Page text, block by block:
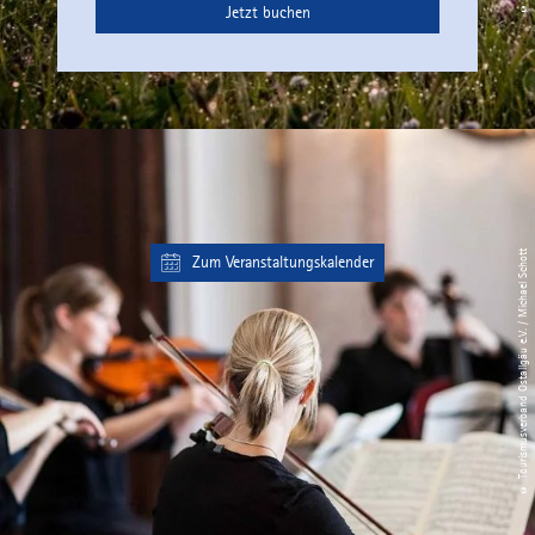
Jetzt buchen
© Tourismusverband Ostallgäu e.V. / Michael Schott
Zum Veranstaltungskalender